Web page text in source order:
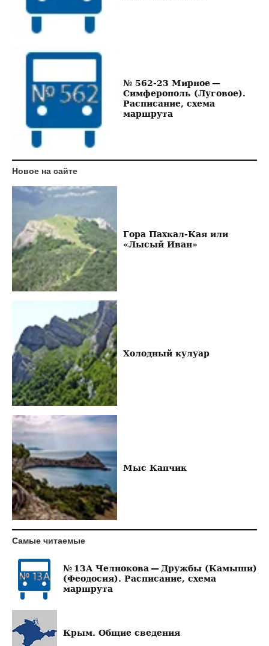
№ 562-23 Мирное —
Симферополь (Луговое).
Расписание, схема
маршрута
Новое на сайте
Гора Пахкал-Кая или
«Лысый Иван»
Холодный кулуар
Мыс Капчик
Самые читаемые
№ 13А Челнокова — Дружбы (Камыши)
(Феодосия). Расписание, схема
маршрута
Крым. Общие сведения